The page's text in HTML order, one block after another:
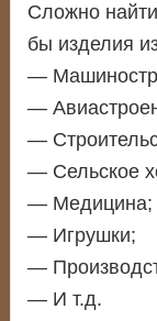
Сложно
бы изделия
—
—
—
— Сельское
— Медицина;
— Игрушки;
—
— И т.д.